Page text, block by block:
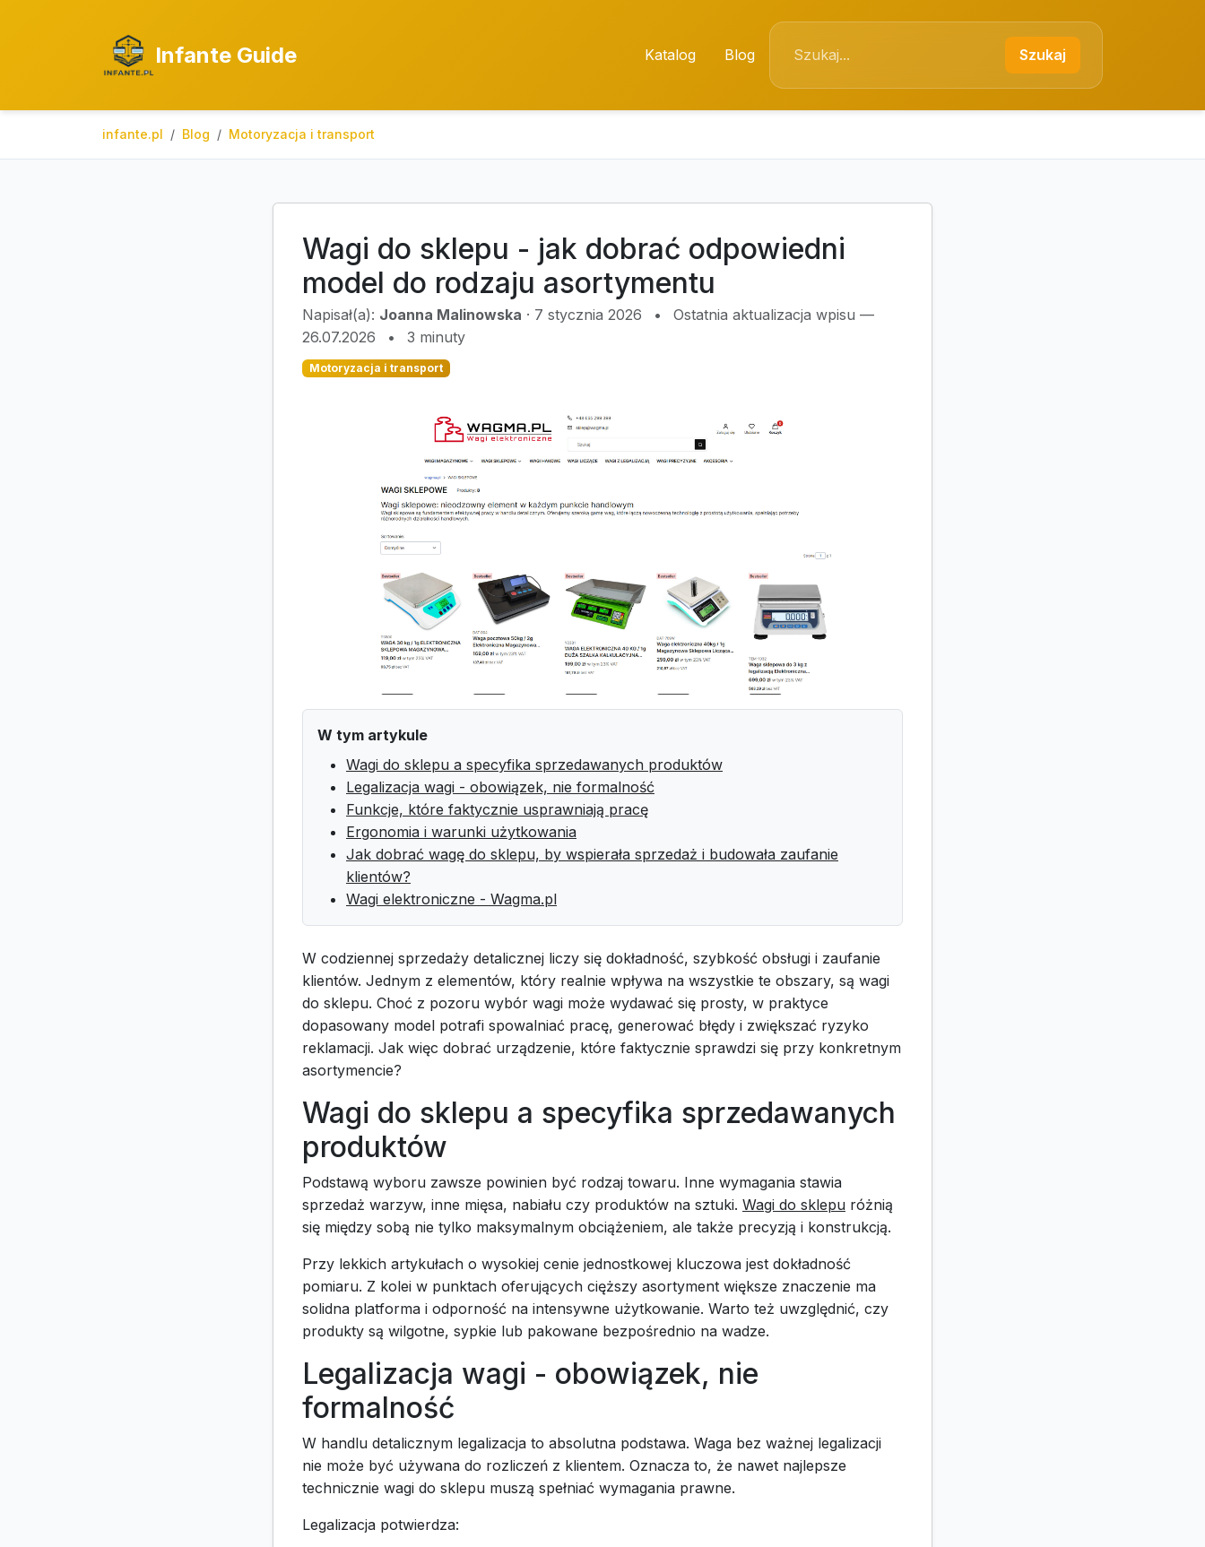
Infante Guide Katalog Blog Szukaj
infante.pl Blog Motoryzacja i transport
Wagi do sklepu - jak dobrać odpowiedni
model do rodzaju asortymentu
Napisał(a): Joanna Malinowska · 7 stycznia 2026 •
Ostatnia aktualizacja wpisu —
26.07.2026
• 3 minuty
Motoryzacja i transport
W tym artykule
Wagi do sklepu a specyfika sprzedawanych produktów
Legalizacja wagi - obowiązek, nie formalność
Funkcje, które faktycznie usprawniają pracę
Ergonomia i warunki użytkowania
Jak dobrać wagę do sklepu, by wspierała sprzedaż i budowała zaufanie
klientów?
Wagi elektroniczne - Wagma.pl
W codziennej sprzedaży detalicznej liczy się dokładność, szybkość obsługi i zaufanie
klientów. Jednym z elementów, który realnie wpływa na wszystkie te obszary, są wagi
do sklepu. Choć z pozoru wybór wagi może wydawać się prosty, w praktyce
dopasowany model potrafi spowalniać pracę, generować błędy i zwiększać ryzyko
reklamacji. Jak więc dobrać urządzenie, które faktycznie sprawdzi się przy konkretnym
asortymencie?
Wagi do sklepu a specyfika sprzedawanych
produktów
Podstawą wyboru zawsze powinien być rodzaj towaru. Inne wymagania stawia
sprzedaż warzyw, inne mięsa, nabiału czy produktów na sztuki. Wagi do sklepu różnią
się między sobą nie tylko maksymalnym obciążeniem, ale także precyzją i konstrukcją.
Przy lekkich artykułach o wysokiej cenie jednostkowej kluczowa jest dokładność
pomiaru. Z kolei w punktach oferujących cięższy asortyment większe znaczenie ma
solidna platforma i odporność na intensywne użytkowanie. Warto też uwzględnić, czy
produkty są wilgotne, sypkie lub pakowane bezpośrednio na wadze.
Legalizacja wagi - obowiązek, nie
formalność
W handlu detalicznym legalizacja to absolutna podstawa. Waga bez ważnej legalizacji
nie może być używana do rozliczeń z klientem. Oznacza to, że nawet najlepsze
technicznie wagi do sklepu muszą spełniać wymagania prawne.
Legalizacja potwierdza: